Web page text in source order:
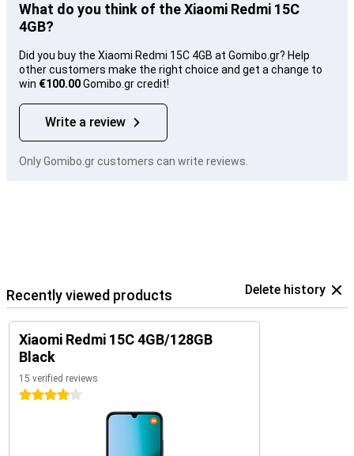
What do you think of the Xiaomi Redmi 15C
4GB?
Did you buy the Xiaomi Redmi 15C 4GB at Gomibo.gr? Help
other customers make the right choice and get a change to
win €100.00Gomibo.gr credit!
Write a review
Only Gomibo.gr customers can write reviews.
Recently viewed products Delete history
Xiaomi Redmi 15C 4GB/128GB
Black
15 verified reviews
4 stars